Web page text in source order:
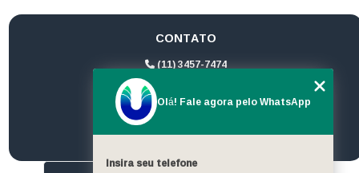
CONTATO
(11) 3457-7474
(11) 94172-1974
contato@ultrageradores.com
Olá! Fale agora pelo WhatsApp
Insira seu telefone